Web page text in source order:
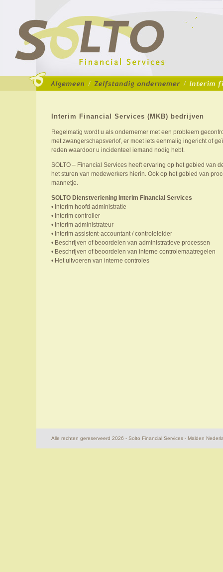
Interim Financial Services (MKB) bedrijven
Regelmatig wordt u als ondernemer met een probleem
met zwangerschapsverlof, er moet iets eenmalig ingericht of
reden waardoor u incidenteel iemand nodig hebt.
SOLTO – Financial Services heeft ervaring op het gebied van
het sturen van medewerkers hierin. Ook op het gebied van
mannetje.
SOLTO Dienstverlening Interim Financial Services
• Interim hoofd administratie
• Interim controller
• Interim administrateur
• Interim assistent-accountant / controleleider
• Beschrijven of beoordelen van administratieve processen
• Beschrijven of beoordelen van interne controlemaatregelen
• Het uitvoeren van interne controles
Alle rechten gereserveerd 2026 - Solto Financial Services - Malden